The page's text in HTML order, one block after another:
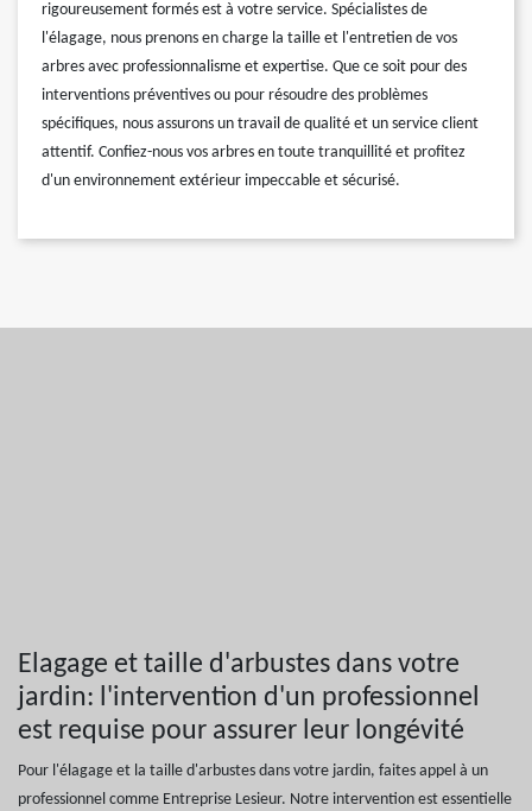
rigoureusement formés est à votre service. Spécialistes de
l'élagage, nous prenons en charge la taille et l'entretien de vos
arbres avec professionnalisme et expertise. Que ce soit pour des
interventions préventives ou pour résoudre des problèmes
spécifiques, nous assurons un travail de qualité et un service client
attentif. Confiez-nous vos arbres en toute tranquillité et profitez
d'un environnement extérieur impeccable et sécurisé.
Elagage et taille d'arbustes dans votre
jardin: l'intervention d'un professionnel
est requise pour assurer leur longévité
Pour l'élagage et la taille d'arbustes dans votre jardin, faites appel à un
professionnel comme Entreprise Lesieur. Notre intervention est essentielle